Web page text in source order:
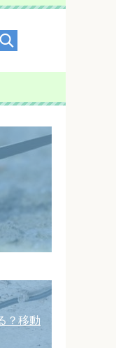
？移動